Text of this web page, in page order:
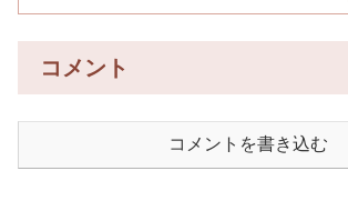
コメント
コメントを書き込む